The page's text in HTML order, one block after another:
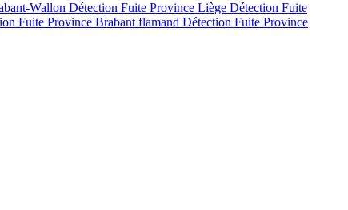
Wallon Détection Fuite Province Liège Détection Fuite
Fuite Province Brabant flamand Détection Fuite Province